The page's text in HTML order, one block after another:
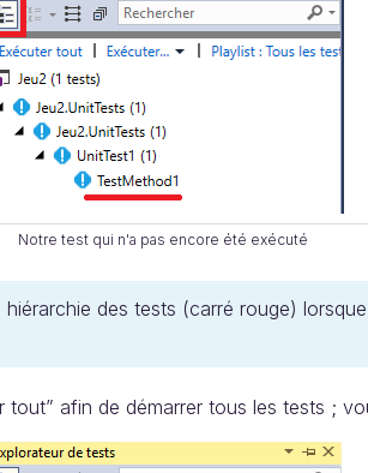
Notre test qui n'a pas encore été exécuté
des tests (carré rouge)
tout” afin de démarrer tous les tests ;